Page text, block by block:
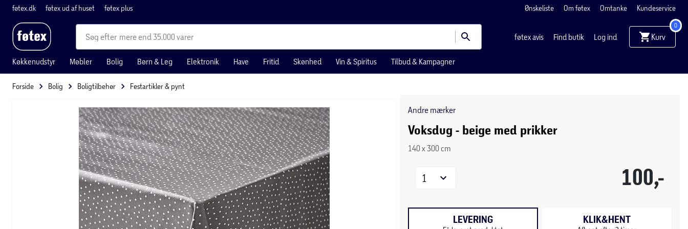
føtex.dk føtex ud af huset føtex plus Ønskeliste Om føtex Omtanke Kundeservice
mere end 35.000 varer føtex avis Find butik Log ind Kurv
0
Køkkenudstyr Møbler Bolig Børn & Leg Elektronik Have Fritid Skønhed Vin & Spiritus Tilbud & Kampagner
Forside Bolig Boligtilbehør Festartikler & pynt
Andre mærker
Voksdug - beige med prikker
140 x 300 cm
100,-
1
LEVERING KLIK&HENT